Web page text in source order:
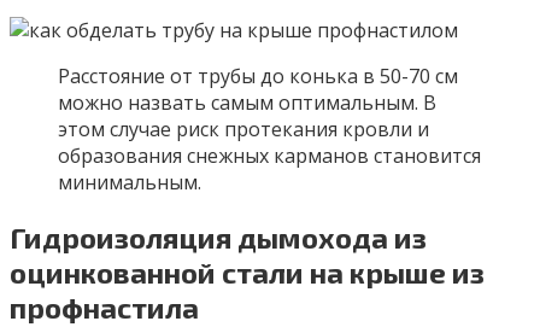
Расстояние от трубы до конька в 50-70 см
можно назвать самым оптимальным. В
этом случае риск протекания кровли и
образования снежных карманов становится
минимальным.
Гидроизоляция дымохода из
оцинкованной стали на крыше из
профнастила